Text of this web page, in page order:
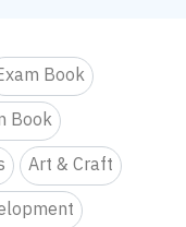
Book
Book
Art & Craft